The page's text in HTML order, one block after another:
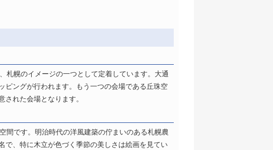
札幌のイメージの一つとして定着しています。大通
ピングが行われます。もう一つの会場である丘珠空
れた会場となります。
間です。明治時代の洋風建築の佇まいのある札幌農
、特に木立が色づく季節の美しさは絵画を見てい